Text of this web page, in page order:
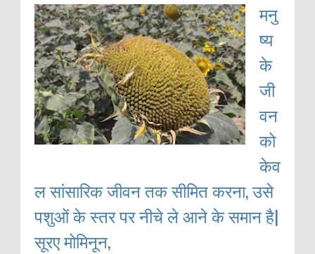
मनु
ष्य
के
जी
वन
को
केव
ल सांसारिक जीवन तक सीमित करना, उसे
पशुओं के स्तर पर नीचे ले आने के समान है|
सूरए मोमिनून,